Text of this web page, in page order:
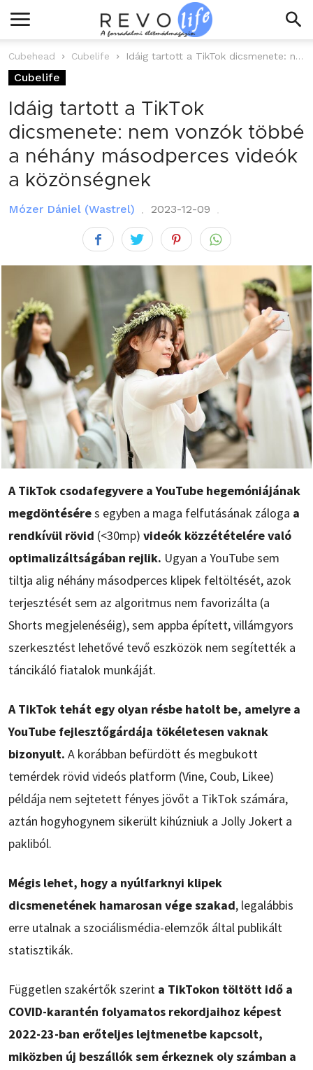
Cubehead Cubelife Idáig tartott a TikTok dicsmenete: nem vonzók többé a néhány másodperces videók...
Cubelife
Idáig tartott a TikTok
dicsmenete: nem vonzók többé
a néhány másodperces videók
a közönségnek
Mózer Dániel (Wastrel) 2023-12-09
A TikTok csodafegyvere a YouTube hegemóniájának
megdöntéséres egyben a maga felfutásának záloga a
rendkívül rövid (<30mp) videók közzétételére való
optimalizáltságában rejlik. Ugyan a YouTube sem
tiltja alig néhány másodperces klipek feltöltését, azok
terjesztését sem az algoritmus nem favorizálta (a
Shorts megjelenéséig), sem appba épített, villámgyors
szerkesztést lehetővé tevő eszközök nem segítették a
táncikáló fiatalok munkáját.
A TikTok tehát egy olyan résbe hatolt be, amelyre a
YouTube fejlesztőgárdája tökéletesen vaknak
bizonyult. A korábban befürdött és megbukott
temérdek rövid videós platform (Vine, Coub, Likee)
példája nem sejtetett fényes jövőt a TikTok számára,
aztán hogyhogynem sikerült kihúzniuk a Jolly Jokert a
pakliból.
Mégis lehet, hogy a nyúlfarknyi klipek
dicsmenetének hamarosan vége szakad, legalábbis
erre utalnak a szociálismédia-elemzők által publikált
statisztikák.
Független szakértők szerint a TikTokon töltött idő a
COVID-karantén folyamatos rekordjaihoz képest
2022-23-ban erőteljes lejtmenetbe kapcsolt,
miközben új beszállók sem érkeznek oly számban a